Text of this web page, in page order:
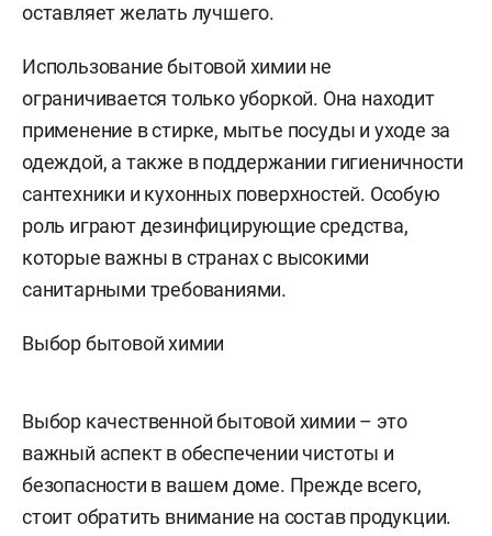
оставляет желать лучшего.
Использование бытовой химии не
ограничивается только уборкой. Она находит
применение в стирке, мытье посуды и уходе за
одеждой, а также в поддержании гигиеничности
сантехники и кухонных поверхностей. Особую
роль играют дезинфицирующие средства,
которые важны в странах с высокими
санитарными требованиями.
Выбор бытовой химии
Выбор качественной бытовой химии – это
важный аспект в обеспечении чистоты и
безопасности в вашем доме. Прежде всего,
стоит обратить внимание на состав продукции.